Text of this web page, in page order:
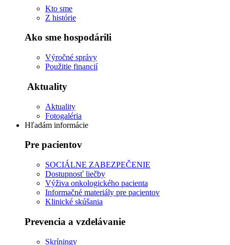
Kto sme
Z histórie
Ako sme hospodárili
Výročné správy
Použitie financií
Aktuality
Aktuality
Fotogaléria
Hľadám informácie
Pre pacientov
SOCIÁLNE ZABEZPEČENIE
Dostupnosť liečby
Výživa onkologického pacienta
Informačné materiály pre pacientov
Klinické skúšania
Prevencia a vzdelávanie
Skríningy